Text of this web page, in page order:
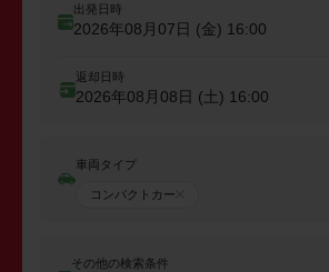
出発日時
2026年08月07日 (金) 16:00
返却日時
2026年08月08日 (土) 16:00
車両タイプ
コンパクトカー
その他の検索条件